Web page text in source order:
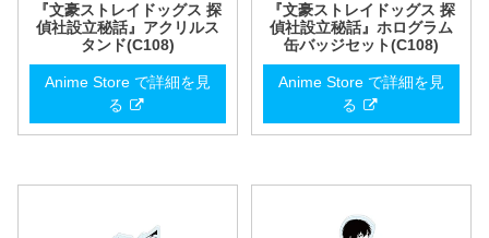
『文豪ストレイドッグス 探
偵社設立秘話』アクリルス
タンド(C108)
Anime Store で詳細を見
る
『文豪ストレイドッグス 探
偵社設立秘話』ホログラム
缶バッジセット(C108)
Anime Store で詳細を見
る